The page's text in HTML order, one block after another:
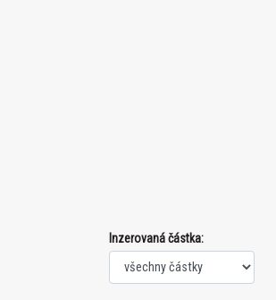
Inzerovaná částka: